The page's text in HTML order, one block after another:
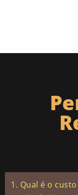
1. Qual é o